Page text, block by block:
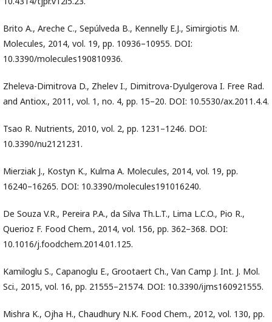
Brito A., Areche C., Sepúlveda B., Kennelly E.J., Simirgiotis M.
Molecules, 2014, vol. 19, pp. 10936–10955. DOI:
10.3390/molecules190810936.
Zheleva-Dimitrova D., Zhelev I., Dimitrova-Dyulgerova I. Free Rad.
and Antiox., 2011, vol. 1, no. 4, pp. 15–20. DOI: 10.5530/ax.2011.4.4.
Tsao R. Nutrients, 2010, vol. 2, pp. 1231–1246. DOI:
10.3390/nu2121231.
Mierziak J., Kostyn K., Kulma A. Molecules, 2014, vol. 19, pp.
16240–16265. DOI: 10.3390/molecules191016240.
De Souza V.R., Pereira P.A., da Silva Th.L.T., Lima L.C.O., Pio R.,
Querioz F. Food Chem., 2014, vol. 156, pp. 362–368. DOI:
10.1016/j.foodchem.2014.01.125.
Kamiloglu S., Capanoglu E., Grootaert Ch., Van Camp J. Int. J. Mol.
Sci., 2015, vol. 16, pp. 21555–21574. DOI: 10.3390/ijms160921555.
Mishra K., Ojha H., Chaudhury N.K. Food Chem., 2012, vol. 130, pp.